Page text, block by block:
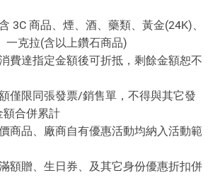
3C 商品、煙、酒、藥類、黃金(24K)、
一克拉(含以上鑽石商品)
費達指定金額後可折抵，剩餘金額恕不
僅限同張發票/銷售單，不得與其它發
合併累計
商品、廠商自有優惠活動均納入活動範
額贈、生日券、及其它身份優惠折扣併